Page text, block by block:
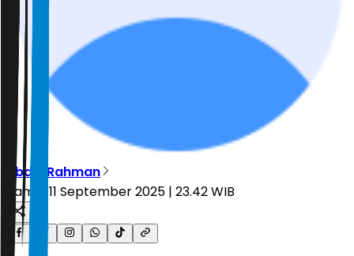
Abdul Rahman
Kamis, 11 September 2025 | 23.42 WIB